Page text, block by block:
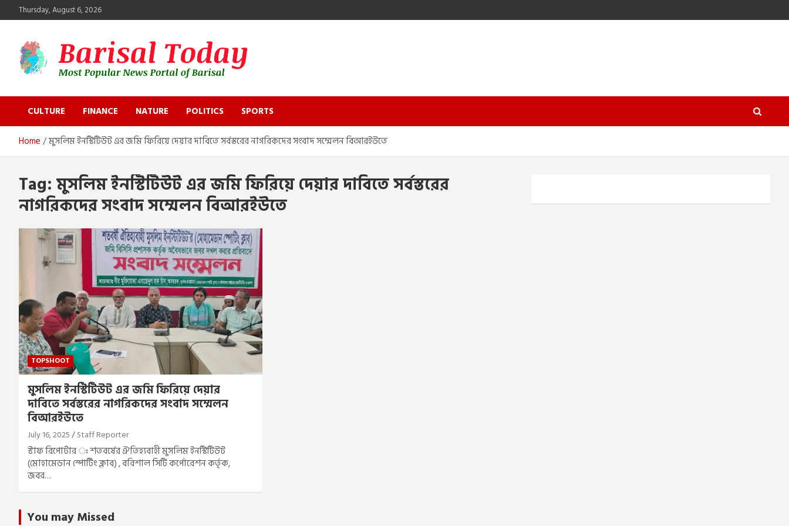
to
Thursday, August 6, 2026
Barisal Today
CULTURE
FINANCE NATURE POLITICS SPORTS
Home মুসলিম ইনস্টিটিউট এর জমি ফিরিয়ে দেয়ার দাবিতে সর্বস্তরের নাগরিকদের সংবাদ সম্মেলন বিআরইউতে
Tag: মুসলিম ইনস্টিটিউট এর জমি ফিরিয়ে দেয়ার দাবিতে সর্বস্তরের
নাগরিকদের সংবাদ সম্মেলন বিআরইউতে
TOPSHOOT
মুসলিম ইনস্টিটিউট এর জমি ফিরিয়ে দেয়ার
দাবিতে সর্বস্তরের নাগরিকদের সংবাদ সম্মেলন
বিআরইউতে
July 16, 2025 Staff Reporter
স্টাফ রিপোর্টার ঃ শতবর্ষের ঐতিহ্যবাহী মুসলিম ইনস্টিটিউট
(মোহামেডান স্পোর্টিং ক্লাব) , বরিশাল সিটি কর্পোরেশন কর্তৃক,
জবর…
You may Missed